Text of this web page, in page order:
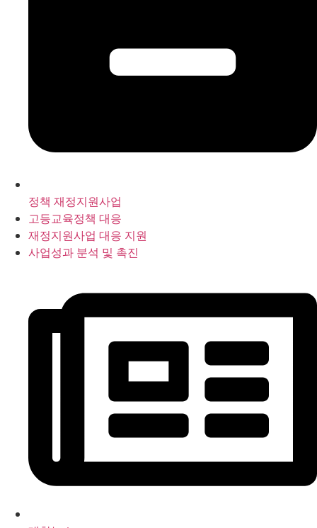
정책 재정지원사업
고등교육정책 대응
재정지원사업 대응 지원
사업성과 분석 및 촉진